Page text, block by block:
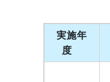
実施年
度